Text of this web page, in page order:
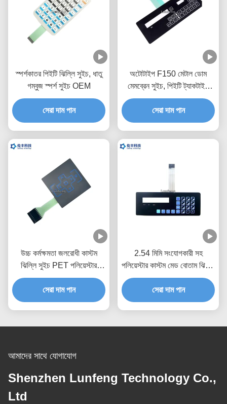
স্পর্শকাতর পিইটি ঝিল্লি সুইচ, ধাতু
গম্বুজ স্পর্শ সুইচ OEM
সেরা দাম পান
অটোটাইপ F150 মেটাল ডোম
মেমব্রেন সুইচ, পিইটি ট্যাকটাইল
সুইচ কীপ্যাড
সেরা দাম পান
উচ্চ কর্মক্ষমতা জলরোধী কাস্টম
ঝিল্লি সুইচ PET পলিয়েস্টার
উপাদান
সেরা দাম পান
2.54 মিমি সংযোগকারী সহ
পলিয়েস্টার কাস্টম মেড বোতাম ঝিল্লি
সুইচ
সেরা দাম পান
আমাদের সাথে যোগাযোগ
Shenzhen Lunfeng Technology Co.,
Ltd